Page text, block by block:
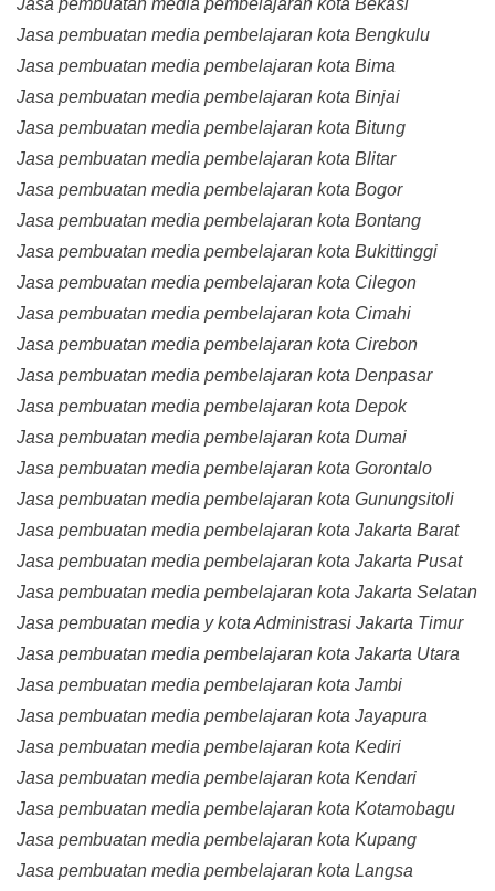
Jasa pembuatan media pembelajaran kota Bekasi
Jasa pembuatan media pembelajaran kota Bengkulu
Jasa pembuatan media pembelajaran kota Bima
Jasa pembuatan media pembelajaran kota Binjai
Jasa pembuatan media pembelajaran kota Bitung
Jasa pembuatan media pembelajaran kota Blitar
Jasa pembuatan media pembelajaran kota Bogor
Jasa pembuatan media pembelajaran kota Bontang
Jasa pembuatan media pembelajaran kota Bukittinggi
Jasa pembuatan media pembelajaran kota Cilegon
Jasa pembuatan media pembelajaran kota Cimahi
Jasa pembuatan media pembelajaran kota Cirebon
Jasa pembuatan media pembelajaran kota Denpasar
Jasa pembuatan media pembelajaran kota Depok
Jasa pembuatan media pembelajaran kota Dumai
Jasa pembuatan media pembelajaran kota Gorontalo
Jasa pembuatan media pembelajaran kota Gunungsitoli
Jasa pembuatan media pembelajaran kota Jakarta Barat
Jasa pembuatan media pembelajaran kota Jakarta Pusat
Jasa pembuatan media pembelajaran kota Jakarta Selatan
Jasa pembuatan media y kota Administrasi Jakarta Timur
Jasa pembuatan media pembelajaran kota Jakarta Utara
Jasa pembuatan media pembelajaran kota Jambi
Jasa pembuatan media pembelajaran kota Jayapura
Jasa pembuatan media pembelajaran kota Kediri
Jasa pembuatan media pembelajaran kota Kendari
Jasa pembuatan media pembelajaran kota Kotamobagu
Jasa pembuatan media pembelajaran kota Kupang
Jasa pembuatan media pembelajaran kota Langsa